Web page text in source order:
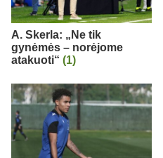
A. Skerla: „Ne tik
gynėmės – norėjome
atakuoti“ (1)